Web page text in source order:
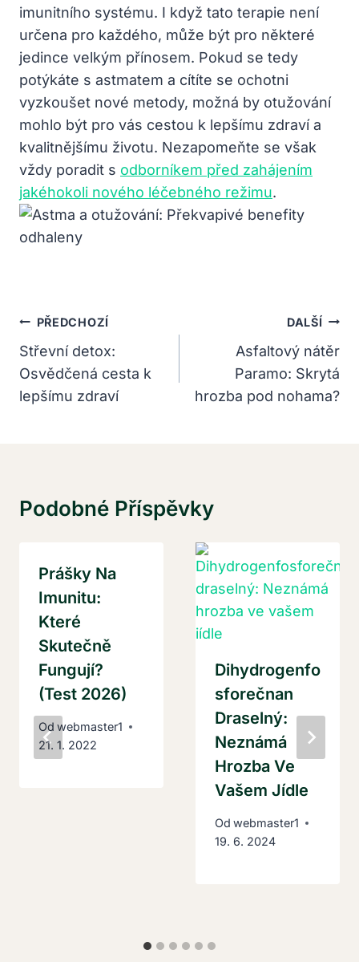
imunitního systému. I když tato terapie není
určena pro každého, může být pro některé
jedince velkým přínosem. Pokud se tedy
potýkáte s astmatem a cítíte se ochotni
vyzkoušet nové metody, možná by otužování
mohlo být pro vás cestou k lepšímu zdraví a
kvalitnějšímu životu. Nezapomeňte se však
vždy poradit s odborníkem před zahájením
jakéhokoli nového léčebného režimu.
Navigace
Pro
Příspěvek
PŘEDCHOZÍ
Střevní detox:
Osvědčená cesta k
lepšímu zdraví
DALŠÍ
Asfaltový nátěr
Paramo: Skrytá
hrozba pod nohama?
Podobné Příspěvky
Prášky Na
Imunitu:
Které
Skutečně
Fungují?
(Test 2026)
Od webmaster1
21. 1. 2022
Dihydrogenfo
Sforečnan
Draselný:
Neznámá
Hrozba Ve
Vašem Jídle
Od webmaster1
19. 6. 2024